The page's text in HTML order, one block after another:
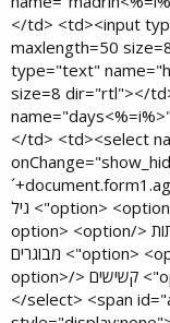
</td> <td><input
maxlength=50
type="text"
size=8 dir="rtl"></
</td> <td><select
value="">--בחר--</option> <option value="k"> גיל
</option> <option value="c"> כתות </option> <option
value="t"> נוער </option> <option value="a"> מבוגרים
</option> <option value="o"> קשישים </option>
</select> <span